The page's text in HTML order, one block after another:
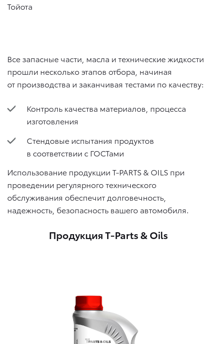
Тойота
Все запасные части, масла и технические жидкости
прошли несколько этапов отбора, начиная
от производства и заканчивая тестами по качеству:
Контроль качества материалов, процесса
изготовления
Стендовые испытания продуктов
в соответствии с ГОСТами
Использование продукции T-PARTS & OILS при
проведении регулярного технического
обслуживания обеспечит долговечность,
надежность, безопасность вашего автомобиля.
Продукция T-Parts & Oils